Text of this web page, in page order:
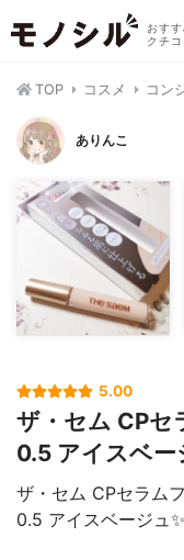
おす
クチ
TOP コスメ コン
ありんこ
5.00
ザ・セム CPセ
0.5 アイスベー
ザ・セム CPセラム
0.5 アイスベージュ✨